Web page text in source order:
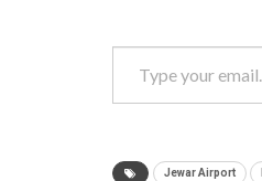
Type your email…
Jewar Airport